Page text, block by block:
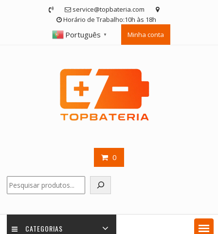
service@topbateria.com
Horário de Trabalho:10h às 18h
Português ▼ Minha conta
0
CATEGORIAS